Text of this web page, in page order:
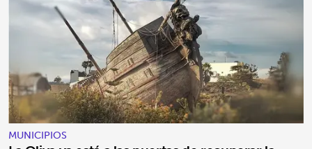
MUNICIPIOS